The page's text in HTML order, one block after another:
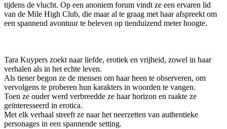
tijdens de vlucht. Op een anoniem forum vindt ze een ervaren lid
van de Mile High Club, die maar al te graag met haar afspreekt om
een spannend avontuur te beleven op tienduizend meter hoogte.
Tara Kuypers zoekt naar liefde, erotiek en vrijheid, zowel in haar
verhalen als in het echte leven.
Als tiener begon ze de mensen om haar heen te observeren, om
vervolgens te proberen hun karakters in woorden te vangen.
Toen ze ouder werd verbreedde ze haar horizon en raakte ze
geïnteresseerd in erotica.
Met elk verhaal streeft ze naar het neerzetten van authentieke
personages in een spannende setting.